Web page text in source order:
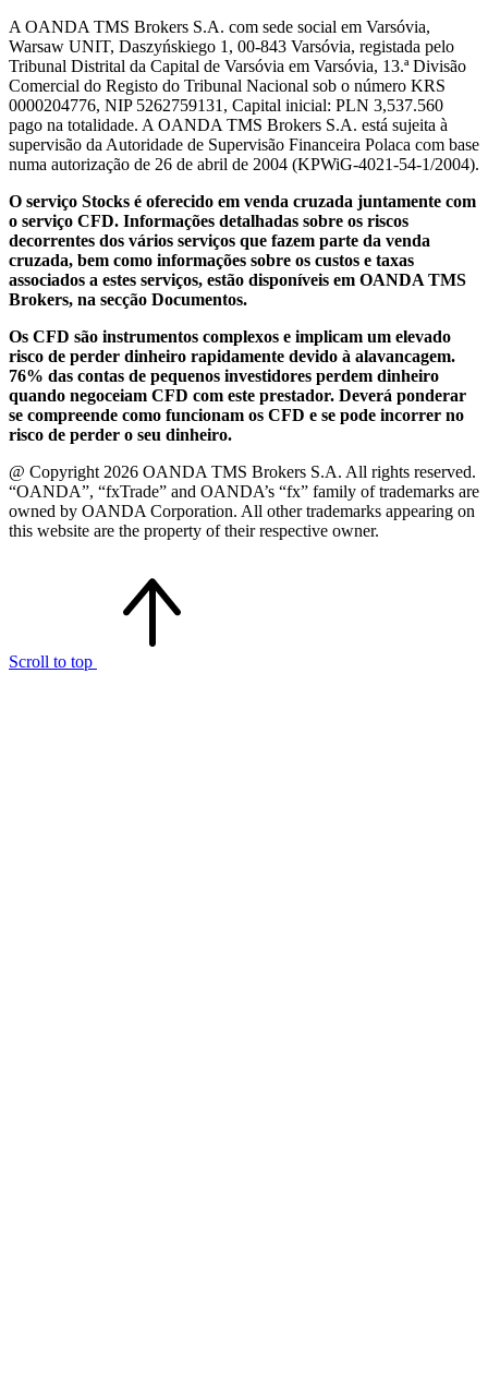
A OANDA TMS Brokers S.A. com sede social em Varsóvia,
Warsaw UNIT, Daszyńskiego 1, 00-843 Varsóvia, registada pelo
Tribunal Distrital da Capital de Varsóvia em Varsóvia, 13.ª Divisão
Comercial do Registo do Tribunal Nacional sob o número KRS
0000204776, NIP 5262759131, Capital inicial: PLN 3,537.560
pago na totalidade. A OANDA TMS Brokers S.A. está sujeita à
supervisão da Autoridade de Supervisão Financeira Polaca com base
numa autorização de 26 de abril de 2004 (KPWiG-4021-54-1/2004).
O serviço Stocks é oferecido em venda cruzada juntamente com
o serviço CFD. Informações detalhadas sobre os riscos
decorrentes dos vários serviços que fazem parte da venda
cruzada, bem como informações sobre os custos e taxas
associados a estes serviços, estão disponíveis em OANDA TMS
Brokers, na secção Documentos.
Os CFD são instrumentos complexos e implicam um elevado
risco de perder dinheiro rapidamente devido à alavancagem.
76% das contas de pequenos investidores perdem dinheiro
quando negoceiam CFD com este prestador. Deverá ponderar
se compreende como funcionam os CFD e se pode incorrer no
risco de perder o seu dinheiro.
@ Copyright 2026 OANDA TMS Brokers S.A. All rights reserved.
“OANDA”, “fxTrade” and OANDA’s “fx” family of trademarks are
owned by OANDA Corporation. All other trademarks appearing on
this website are the property of their respective owner.
Scroll to top